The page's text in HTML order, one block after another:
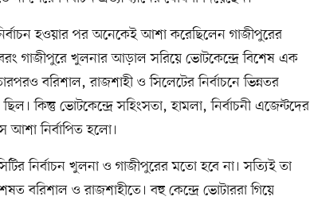
হওয়ার পর অনেকেই আশা করেছিলেন গাজীপুরের
গাজীপুরে খুলনার আড়াল সরিয়ে ভোটকেন্দ্রে বিশেষ এক
বরিশাল, রাজশাহী ও সিলেটের নির্বাচনে ভিন্নতর
কিন্তু ভোটকেন্দ্রে সহিংসতা, হামলা, নির্বাচনী এজেন্টদের
আশা নির্বাপিত হলো।
নির্বাচন খুলনা ও গাজীপুরের মতো হবে না। সত্যিই তা
বরিশাল ও রাজশাহীতে। বহু কেন্দ্রে ভোটাররা গিয়ে